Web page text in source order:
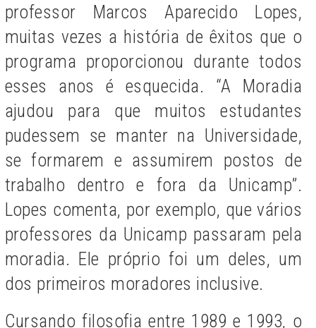
professor Marcos Aparecido Lopes,
muitas vezes a história de êxitos que o
programa proporcionou durante todos
esses anos é esquecida. “A Moradia
ajudou para que muitos estudantes
pudessem se manter na Universidade,
se formarem e assumirem postos de
trabalho dentro e fora da Unicamp”.
Lopes comenta, por exemplo, que vários
professores da Unicamp passaram pela
moradia. Ele próprio foi um deles, um
dos primeiros moradores inclusive.
Cursando filosofia entre 1989 e 1993, o